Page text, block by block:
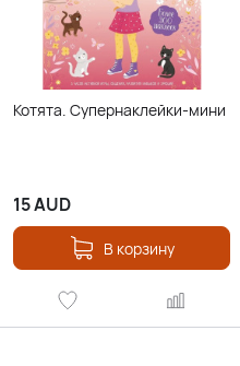
Котята. Супернаклейки-мини
15AUD
В корзину